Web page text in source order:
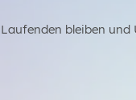
bleiben